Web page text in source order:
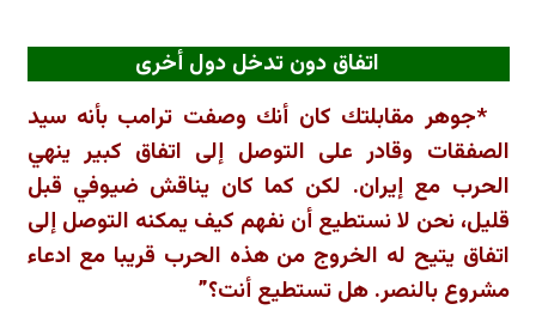
اتفاق دون تدخل دول أخرى
*جوهر مقابلتك كان أنك وصفت ترامب بأنه سيد
الصفقات وقادر على التوصل إلى اتفاق كبير ينهي
الحرب مع إيران. لكن كما كان يناقش ضيوفي قبل
قليل، نحن لا نستطيع أن نفهم كيف يمكنه التوصل إلى
اتفاق يتيح له الخروج من هذه الحرب قريبا مع ادعاء
مشروع بالنصر. هل تستطيع أنت؟”